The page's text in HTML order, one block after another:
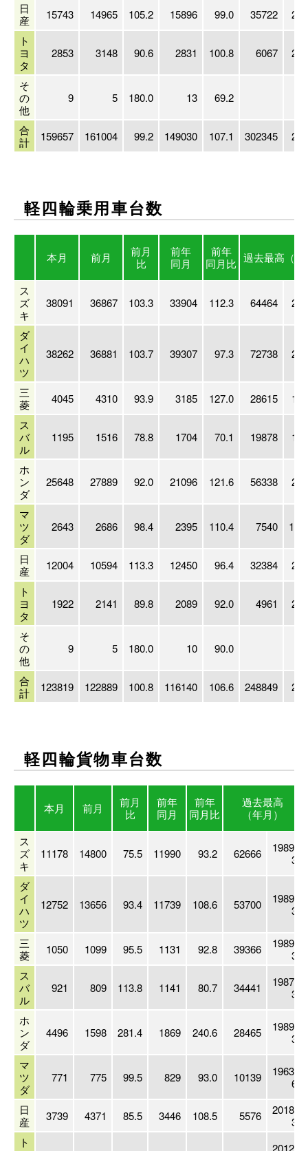
日
産
15743 14965 105.2 15896 99.0 35722
ト
ヨ
タ
2853 3148 90.6 2831 100.8 6067
そ
の
他
9 5 180.0 13 69.2
合
計
159657 161004 99.2 149030 107.1 302345
軽四輪乗用車台数
本月 前月
前月
比
前年
同月
前年
同月比 過去最高 （
ス
ズ
キ
38091 36867 103.3 33904 112.3 64464
ダ
イ
ハ
ツ
38262 36881 103.7 39307 97.3 72738
三
菱
4045 4310 93.9 3185 127.0 28615
ス
バ
ル
1195 1516 78.8 1704 70.1 19878
ホ
ン
ダ
25648 27889 92.0 21096 121.6 56338
マ
ツ
ダ
2643 2686 98.4 2395 110.4 7540
日
産
12004 10594 113.3 12450 96.4 32384
ト
ヨ
タ
1922 2141 89.8 2089 92.0 4961
そ
の
他
9 5 180.0 10 90.0
合
計
123819 122889 100.8 116140 106.6 248849
軽四輪貨物車台数
本月 前月
前月
比
前年
同月
前年
同月比
過去最高
（年月）
ス
ズ
キ
11178 14800 75.5 11990 93.2 62666
1989/
3
ダ
イ
ハ
ツ
12752 13656 93.4 11739 108.6 53700
1989/
3
三
菱
1050 1099 95.5 1131 92.8 39366
1989/
3
ス
バ
ル
921 809 113.8 1141 80.7 34441
1987/
3
ホ
ン
ダ
4496 1598 281.4 1869 240.6 28465
1989/
3
マ
ツ
ダ
771 775 99.5 829 93.0 10139
1963/
6
日
産
3739 4371 85.5 3446 108.5 5576
2018/
3
ト
2012/